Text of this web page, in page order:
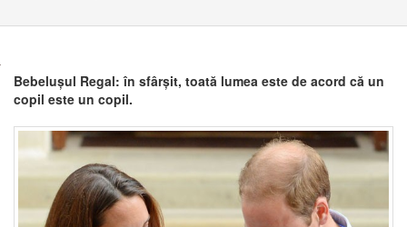
Bebelușul Regal: în sfârșit, toată lumea este de acord că un
copil este un copil.